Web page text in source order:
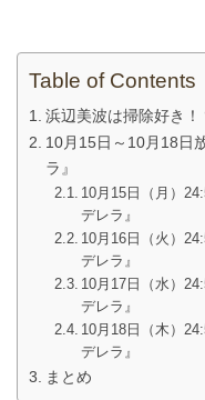
Table of Contents
浜辺美波は掃除好き！
10月15日～10月18日
ラ』
10月15日（月）
デレラ』
10月16日（火）
デレラ』
10月17日（水）
デレラ』
10月18日（木）
デレラ』
まとめ